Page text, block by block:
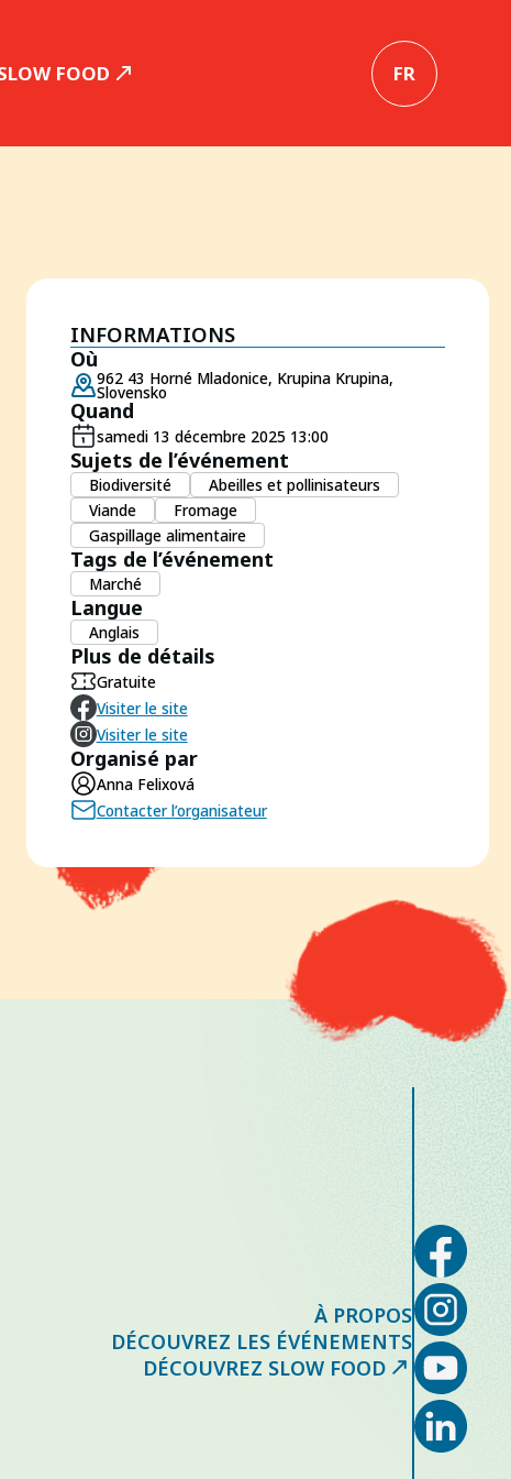
FOOD FR
INFORMATIONS
Où
962 43 Horné Mladonice, Krupina Krupina,
Slovensko
Quand
samedi 13 décembre 2025 13:00
Sujets de l’événement
Biodiversité
Abeilles et pollinisateurs
Viande
Fromage
Gaspillage alimentaire
Tags de l’événement
Marché
Langue
Anglais
Plus de détails
Gratuite
Visiter le site
Visiter le site
Organisé par
Anna Felixová
Contacter l’organisateur
À PROPOS
DÉCOUVREZ LES ÉVÉNEMENTS
DÉCOUVREZ SLOW FOOD